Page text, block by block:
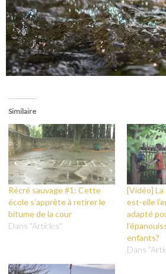
Similaire
Récré sauvage #1: Cette
école s’apprête à retirer le
bitume de la cour
Dans "Articles"
[Vidéo]
est-elle
adapté
enfants?
Dans